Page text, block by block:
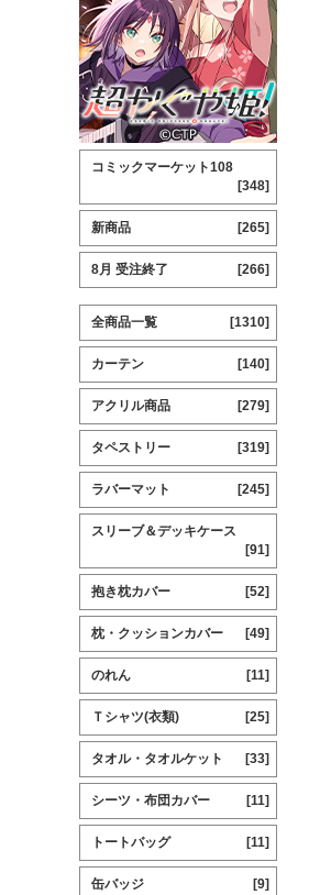
コミックマーケット108
[348]
新商品 [265]
8月 受注終了 [266]
全商品一覧 [1310]
カーテン [140]
アクリル商品 [279]
タペストリー [319]
ラバーマット [245]
スリーブ＆デッキケース
[91]
抱き枕カバー [52]
枕・クッションカバー [49]
のれん [11]
Ｔシャツ(衣類) [25]
タオル・タオルケット [33]
シーツ・布団カバー [11]
トートバッグ [11]
缶バッジ [9]